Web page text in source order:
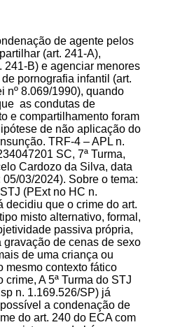
de agente pelos
(art. 241-A),
241-B) e agenciar menores
pornografia infantil (art.
nº 8.069/1990), quando
as condutas de
e compartilhamento foram
de não aplicação do
TRF-4 – APL n.
SC, 7ª Turma,
Cardozo da Silva, data
03/2024). Sobre o tema:
(PExt no HC n.
decidiu que o crime do art.
misto alternativo, formal,
passiva própria,
gravação de cenas de sexo
de uma criança ou
mesmo contexto fático
crime, A 5ª Turma do STJ
n. 1.169.526/SP) já
a condenação de
do art. 240 do ECA com